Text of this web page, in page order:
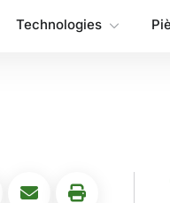
Technologies